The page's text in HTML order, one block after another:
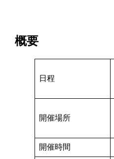
概要
日程
開催場所
開催時間